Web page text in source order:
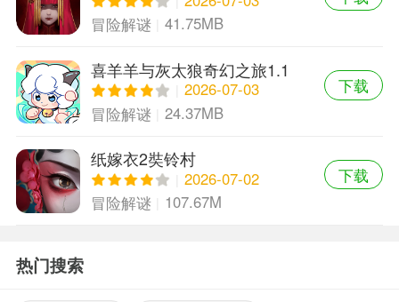
冒险解谜
41.75MB
喜羊羊与灰太狼奇幻之旅1.1
版本
2026-07-03
冒险解谜
24.37MB
下载
纸嫁衣2奘铃村
2026-07-02
冒险解谜
107.67M
下载
热门搜索